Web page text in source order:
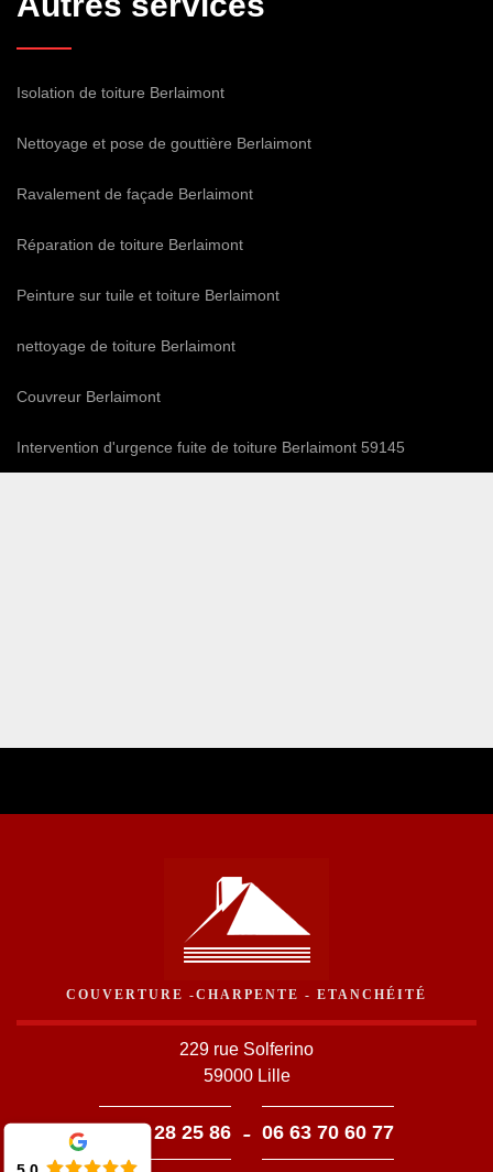
Isolation de toiture Berlaimont
Nettoyage et pose de gouttière Berlaimont
Ravalement de façade Berlaimont
Réparation de toiture Berlaimont
Peinture sur tuile et toiture Berlaimont
nettoyage de toiture Berlaimont
Couvreur Berlaimont
Intervention d'urgence fuite de toiture Berlaimont 59145
COUVERTURE -CHARPENTE - ETANCHÉITÉ
229 rue Solferino
59000 Lille
03 59 28 25 86 - 06 63 70 60 77